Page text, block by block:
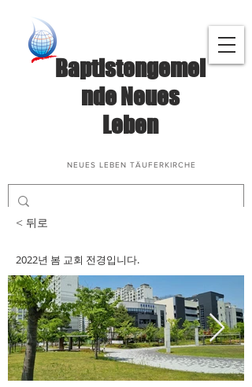
Baptistengemei
nde Neues
Leben
NEUES LEBEN TÄUFERKIRCHE
< 뒤로
2022년 봄 교회 전경입니다.